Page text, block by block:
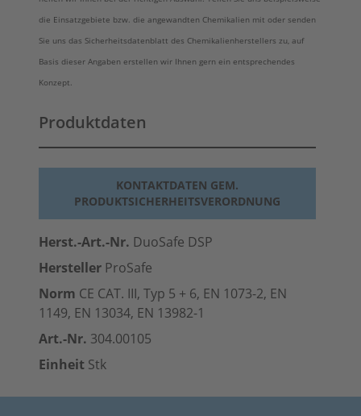
die Einsatzgebiete bzw. die angewandten Chemikalien mit oder senden
Sie uns das Sicherheitsdatenblatt des Chemikalienherstellers zu, auf
Basis dieser Angaben erstellen wir Ihnen gern ein entsprechendes
Konzept.
Produktdaten
KONTAKTDATEN GEM.
PRODUKTSICHERHEITSVERORDNUNG
Herst.-Art.-Nr. DuoSafe DSP
Hersteller ProSafe
Norm CE CAT. III, Typ 5 + 6, EN 1073-2, EN
1149, EN 13034, EN 13982-1
Art.-Nr. 304.00105
Einheit Stk